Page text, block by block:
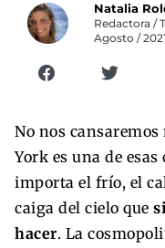
Natalia
Redactora /
Agosto /
No nos
York es una de
importa el frío, el
caiga del cielo que
hacer. La